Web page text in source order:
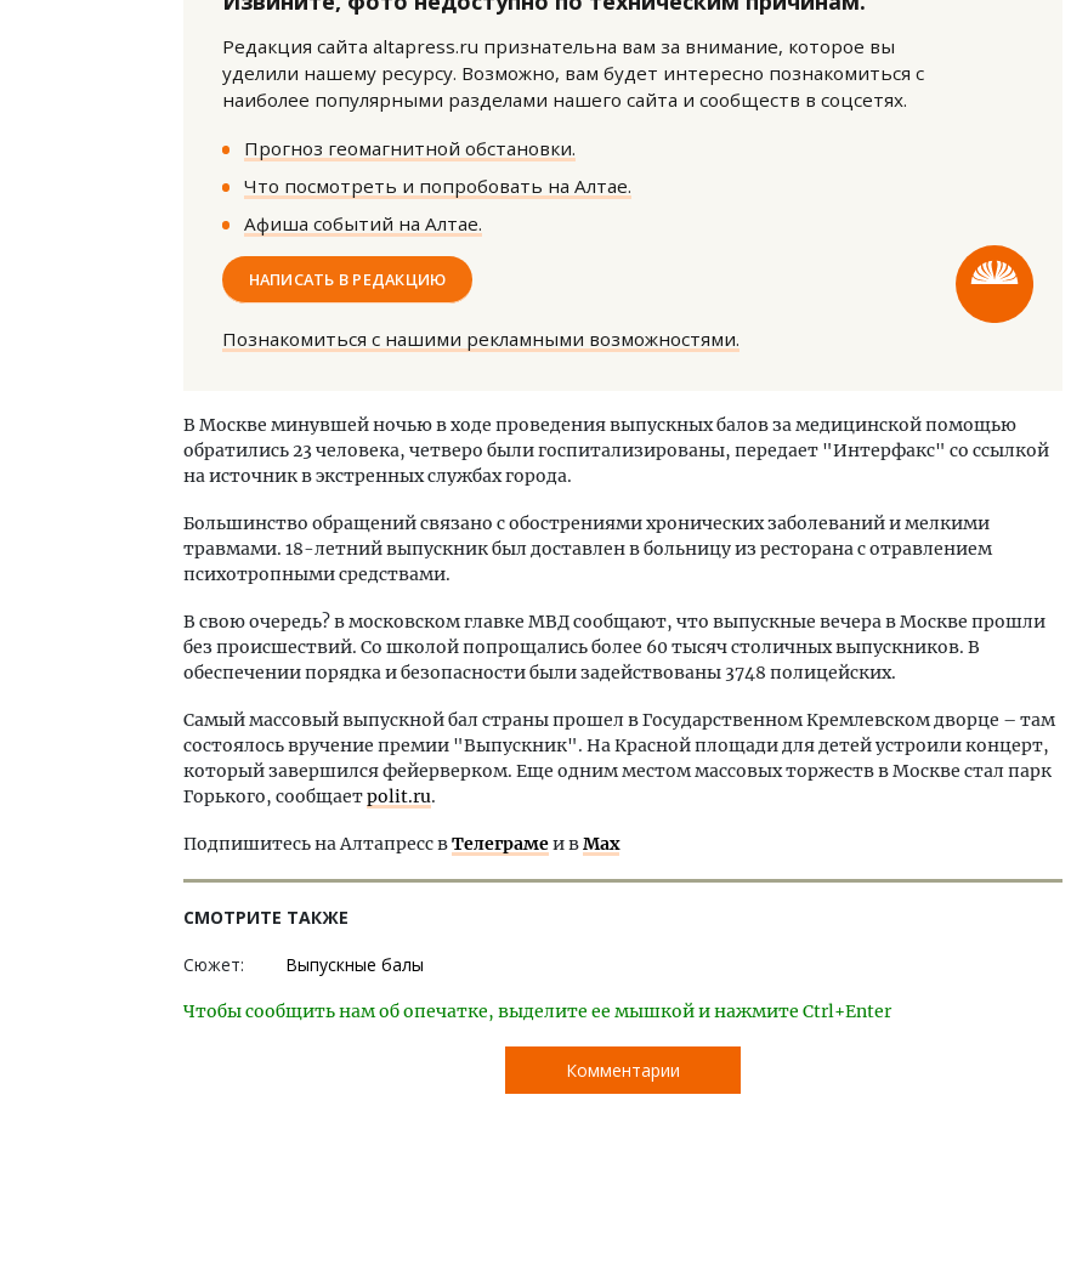
Редакция сайта altapress.ru признательна вам за внимание, которое вы
уделили нашему ресурсу. Возможно, вам будет интересно познакомиться с
наиболее популярными разделами нашего сайта и сообществ в соцсетях.
Прогноз геомагнитной обстановки.
Что посмотреть и попробовать на Алтае.
Афиша событий на Алтае.
НАПИСАТЬ В РЕДАКЦИЮ
Познакомиться с нашими рекламными возможностями.
В Москве минувшей ночью в ходе проведения выпускных балов за медицинской помощью
обратились 23 человека, четверо были госпитализированы, передает "Интерфакс" со ссылкой
на источник в экстренных службах города.
Большинство обращений связано с обострениями хронических заболеваний и мелкими
травмами. 18-летний выпускник был доставлен в больницу из ресторана с отравлением
психотропными средствами.
В свою очередь? в московском главке МВД сообщают, что выпускные вечера в Москве прошли
без происшествий. Со школой попрощались более 60 тысяч столичных выпускников. В
обеспечении порядка и безопасности были задействованы 3748 полицейских.
Самый массовый выпускной бал страны прошел в Государственном Кремлевском дворце – там
состоялось вручение премии "Выпускник". На Красной площади для детей устроили концерт,
который завершился фейерверком. Еще одним местом массовых торжеств в Москве стал парк
Горького, сообщаетpolit.ru.
Подпишитесь на Алтапресс вТелеграмеи вMax
СМОТРИТЕ ТАКЖЕ
Сюжет: Выпускные балы
Чтобы сообщить нам об опечатке, выделите ее мышкой и нажмите Ctrl+Enter
Комментарии
ЗИАС — об эстетике городов,
трендах в фасадах и развитии рынка
плитами становится
стандартом